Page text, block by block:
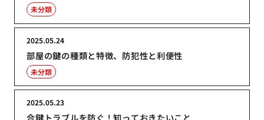
未分類
部屋の鍵の種類と特徴、防犯性と利便性
2025.05.24
未分類
合鍵トラブルを防ぐ！知っておきたいこと
2025.05.23